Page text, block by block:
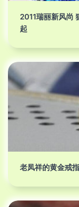
2011瑞丽新风尚
起
老凤祥的黄金戒